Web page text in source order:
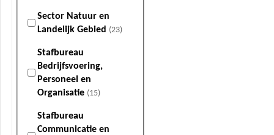
Sector Natuur en
Landelijk Gebied (23)
Stafbureau
Bedrijfsvoering,
Personeel en
Organisatie (15)
Stafbureau
Communicatie en